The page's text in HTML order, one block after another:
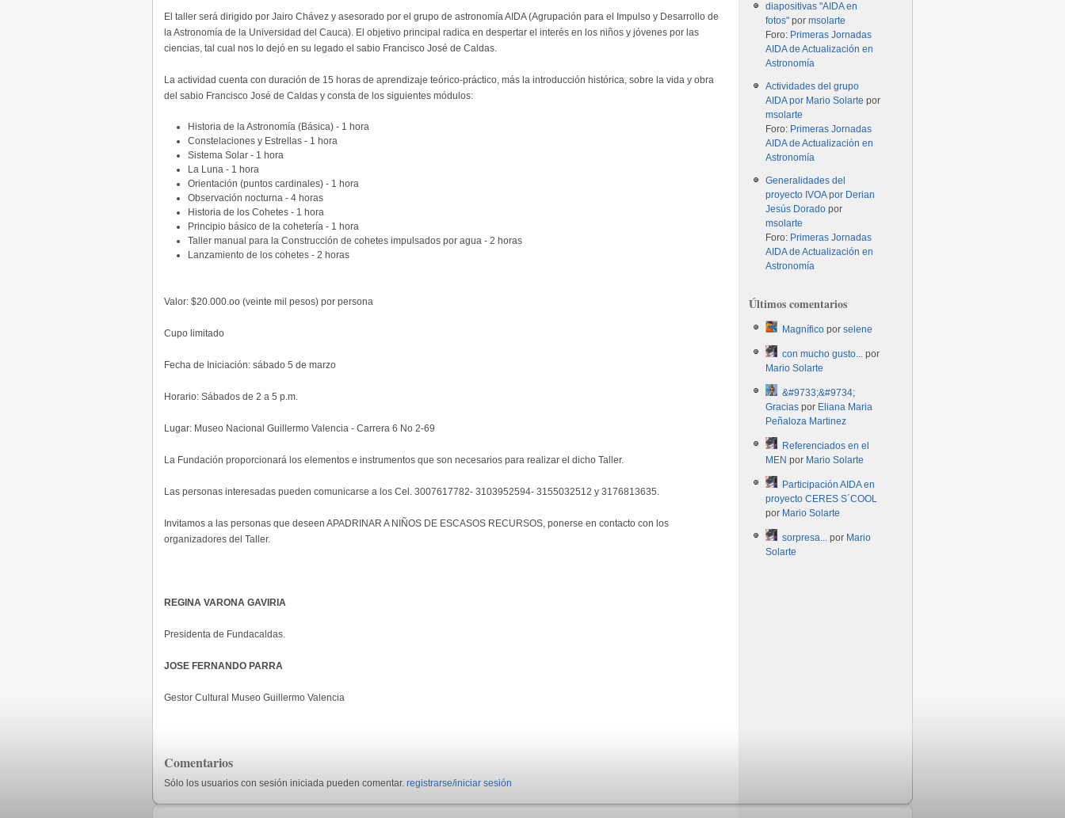
El taller será dirigido por Jairo Chávez y asesorado por el grupo de astronomía AIDA (Agrupación para el Impulso y Desarrollo de
la Astronomía de la Universidad del Cauca). El objetivo principal radica en despertar el interés en los niños y jóvenes por las
ciencias, tal cual nos lo dejó en su legado el sabio Francisco José de Caldas.
La actividad cuenta con duración de 15 horas de aprendizaje teórico-práctico, más la introducción histórica, sobre la vida y obra
del sabio Francisco José de Caldas y consta de los siguientes módulos:
Historia de la Astronomía (Básica) - 1 hora
Constelaciones y Estrellas - 1 hora
Sistema Solar - 1 hora
La Luna - 1 hora
Orientación (puntos cardinales) - 1 hora
Observación nocturna - 4 horas
Historia de los Cohetes - 1 hora
Principio básico de la cohetería - 1 hora
Taller manual para la Construcción de cohetes impulsados por agua - 2 horas
Lanzamiento de los cohetes - 2 horas
Valor: $20.000.oo (veinte mil pesos) por persona
Cupo limitado
Fecha de Iniciación: sábado 5 de marzo
Horario: Sábados de 2 a 5 p.m.
Lugar: Museo Nacional Guillermo Valencia - Carrera 6 No 2-69
La Fundación proporcionará los elementos e instrumentos que son necesarios para realizar el dicho Taller.
Las personas interesadas pueden comunicarse a los Cel. 3007617782- 3103952594- 3155032512 y 3176813635.
Invitamos a las personas que deseen APADRINAR A NIÑOS DE ESCASOS RECURSOS, ponerse en contacto con los
organizadores del Taller.
REGINA VARONA GAVIRIA
Presidenta de Fundacaldas.
JOSE FERNANDO PARRA
Gestor Cultural Museo Guillermo Valencia
Comentarios
Sólo los usuarios con sesión iniciada pueden comentar. registrarse/iniciar sesión
diapositivas "AIDA en
fotos" pormsolarte
Foro: Primeras Jornadas
AIDA de Actualización en
Astronomía
Actividades del grupo
AIDA por Mario Solarte por
msolarte
Foro: Primeras Jornadas
AIDA de Actualización en
Astronomía
Generalidades del
proyecto IVOA por Derian
Jesús Dorado por
msolarte
Foro: Primeras Jornadas
AIDA de Actualización en
Astronomía
Últimos comentarios
Magnífico porselene
con mucho gusto... por
Mario Solarte
&#9733;&#9734;
Gracias por Eliana Maria
Peñaloza Martinez
Referenciados en el
MEN por Mario Solarte
Participación AIDA en
proyecto CERES S´COOL
por Mario Solarte
sorpresa... por Mario
Solarte